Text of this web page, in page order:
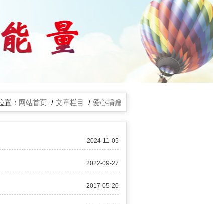
网站首页 文章栏目 爱心捐赠
2024-11-05
2022-09-27
2017-05-20